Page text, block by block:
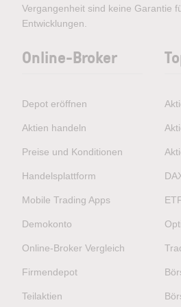
Vergangenheit sind keine Garantie
Entwicklungen.
Online-Broker
Depot eröffnen
Aktien handeln
Preise und Konditionen
Handelsplattform
Mobile Trading Apps
Demokonto
Online-Broker Vergleich
Firmendepot
Teilaktien